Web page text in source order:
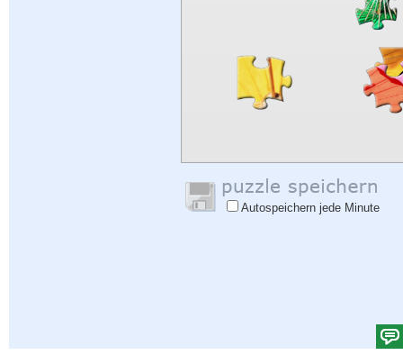
Autospeichern jede Minute